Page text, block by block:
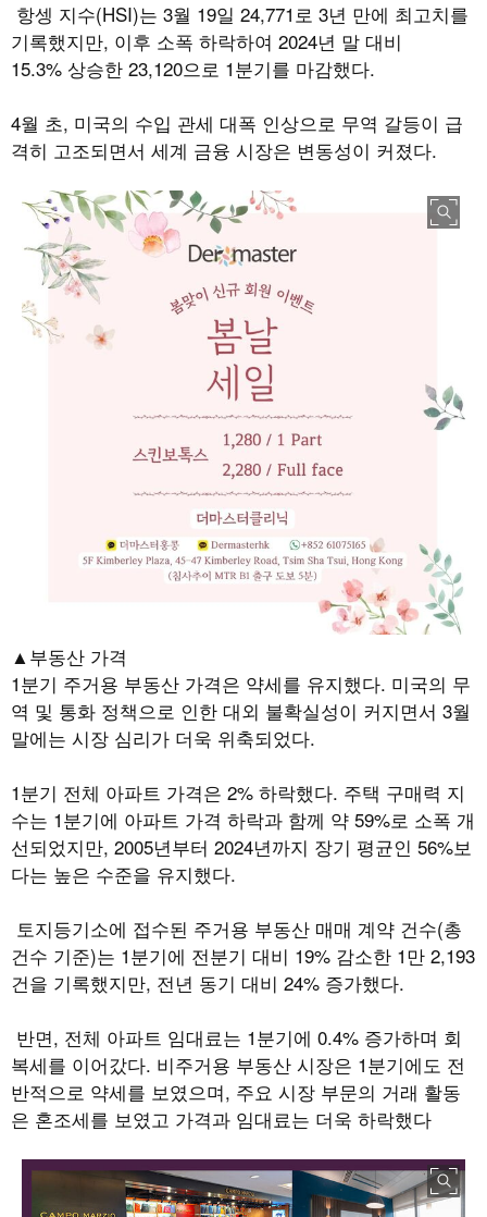
항셍 지수(HSI)는 3월 19일 24,771 로 3년 만에 최고치를
기록했지만, 이후 소폭 하락하여 2024년 말 대비
15.3% 상승한 23,120으로 1분기를 마감했다.
4월 초, 미국의 수입 관세 대폭 인상으로 무역 갈등이 급
격히 고조되면서 세계 금융 시장은 변동성이 커졌다.
▲부동산 가격
1분기 주거용 부동산 가격은 약세를 유지했다. 미국의 무
역 및 통화 정책으로 인한 대외 불확실성이 커지면서 3월
말에는 시장 심리가 더욱 위축되었다.
1분기 전체 아파트 가격은 2% 하락했다. 주택 구매력 지
수는 1분기에 아파트 가격 하락과 함께 약 59%로 소폭 개
선되었지만, 2005년부터 2024년까지 장기 평균인 56%보
다는 높은 수준을 유지했다.
토지등기소에 접수된 주거용 부동산 매매 계약 건수(총
건수 기준)는 1분기에 전분기 대비 19% 감소한 1만 2,193
건을 기록했지만, 전년 동기 대비 24% 증가했다.
반면, 전체 아파트 임대료는 1분기에 0.4% 증가하며 회
복세를 이어갔다. 비주거용 부동산 시장은 1분기에도 전
반적으로 약세를 보였으며, 주요 시장 부문의 거래 활동
은 혼조세를 보였고 가격과 임대료는 더욱 하락했다